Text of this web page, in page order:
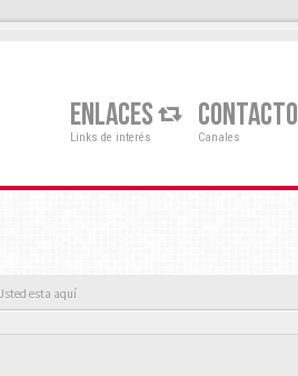
ENLACES
Links de interés
CONTACTO
Canales
esta aquí